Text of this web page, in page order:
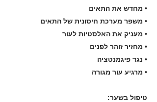
• מחדש את התאים
• משפר מערכת חיסונית של התאים
• מעניק את האלסטיות לעור
• מחזיר זוהר לפנים
• נגד פיגמנטציה
• מרגיע עור מגורה
טיפול בשער: